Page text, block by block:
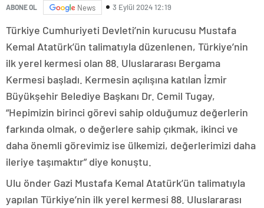
ABONE OL News 3 Eylül 2024 12:19
Türkiye Cumhuriyeti Devleti’nin kurucusu Mustafa
Kemal Atatürk’ün talimatıyla düzenlenen, Türkiye’nin
ilk yerel kermesi olan 88. Uluslararası Bergama
Kermesi başladı. Kermesin açılışına katılan İzmir
Büyükşehir Belediye Başkanı Dr. Cemil Tugay,
“Hepimizin birinci görevi sahip olduğumuz değerlerin
farkında olmak, o değerlere sahip çıkmak, ikinci ve
daha önemli görevimiz ise ülkemizi, değerlerimizi daha
ileriye taşımaktır” diye konuştu.
Ulu önder Gazi Mustafa Kemal Atatürk’ün talimatıyla
yapılan Türkiye’nin ilk yerel kermesi 88. Uluslararası